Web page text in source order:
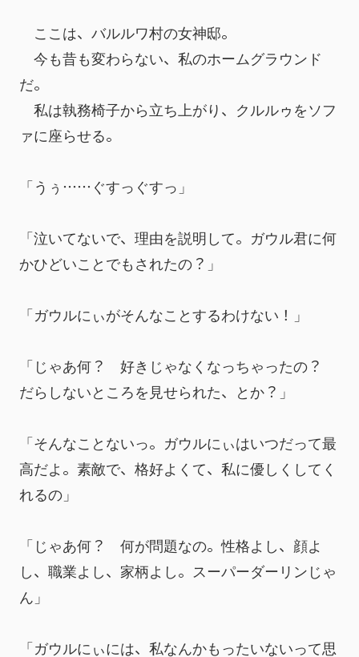
ここは、バルルワ村の女神邸。
今も昔も変わらない、私のホームグラウンド
だ。
私は執務椅子から立ち上がり、クルルゥをソフ
ァに座らせる。
「うぅ……ぐすっぐすっ」
「泣いてないで、理由を説明して。ガウル君に何
かひどいことでもされたの？」
「ガウルにぃがそんなことするわけない！」
「じゃあ何？　好きじゃなくなっちゃったの？
だらしないところを見せられた、とか？」
「そんなことないっ。ガウルにぃはいつだって最
高だよ。素敵で、格好よくて、私に優しくしてく
れるの」
「じゃあ何？　何が問題なの。性格よし、顔よ
し、職業よし、家柄よし。スーパーダーリンじゃ
ん」
「ガウルにぃには、私なんかもったいないって思